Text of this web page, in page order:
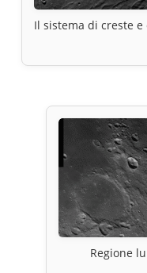
Il sistema di creste
Regione